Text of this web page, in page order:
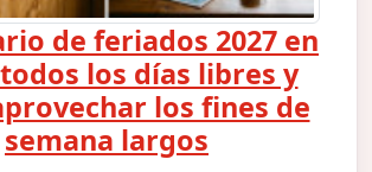
de feriados 2027 en
los días libres y
los fines de
semana largos